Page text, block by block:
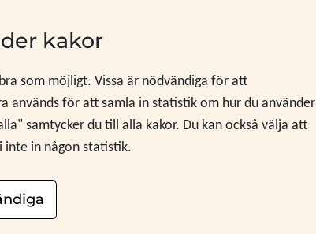
kakor
som möjligt. Vissa är nödvändiga för att
används för att samla in statistik om hur du använder
samtycker du till alla kakor. Du kan också välja att
inte in någon statistik.